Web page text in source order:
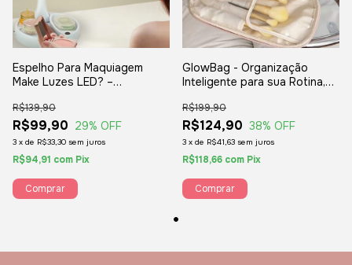
Espelho Para Maquiagem
Make Luzes LED? –
Funcionalidade em um Só
Produto!
R$99,90
R$139,90
29% OFF
3 x de R$33,30 sem juros
R$94,91 com Pix
GlowBag - Organização
Inteligente para sua Rotina,
grande capacidade.
R$124,90
R$199,90
38% OFF
3 x de R$41,63 sem juros
R$118,66 com Pix
Comprar